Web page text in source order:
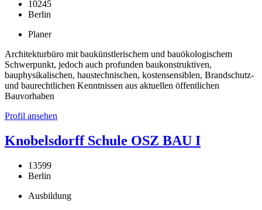
10245
Berlin
Planer
Architekturbüro mit baukünstlerischem und bauökologischem
Schwerpunkt, jedoch auch profunden baukonstruktiven,
bauphysikalischen, haustechnischen, kostensensiblen, Brandschutz-
und baurechtlichen Kenntnissen aus aktuellen öffentlichen
Bauvorhaben
Profil ansehen
Knobelsdorff Schule OSZ BAU I
13599
Berlin
Ausbildung